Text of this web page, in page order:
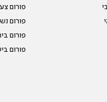
פורום
פורום
פורום
פורום